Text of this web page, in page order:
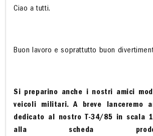
Ciao a tutti.
Buon lavoro e soprattutto buon
Si preparino anche i nostri amici
veicoli militari. A breve lanceremo
dedicato al nostro T-34/85 in scala
alla scheda